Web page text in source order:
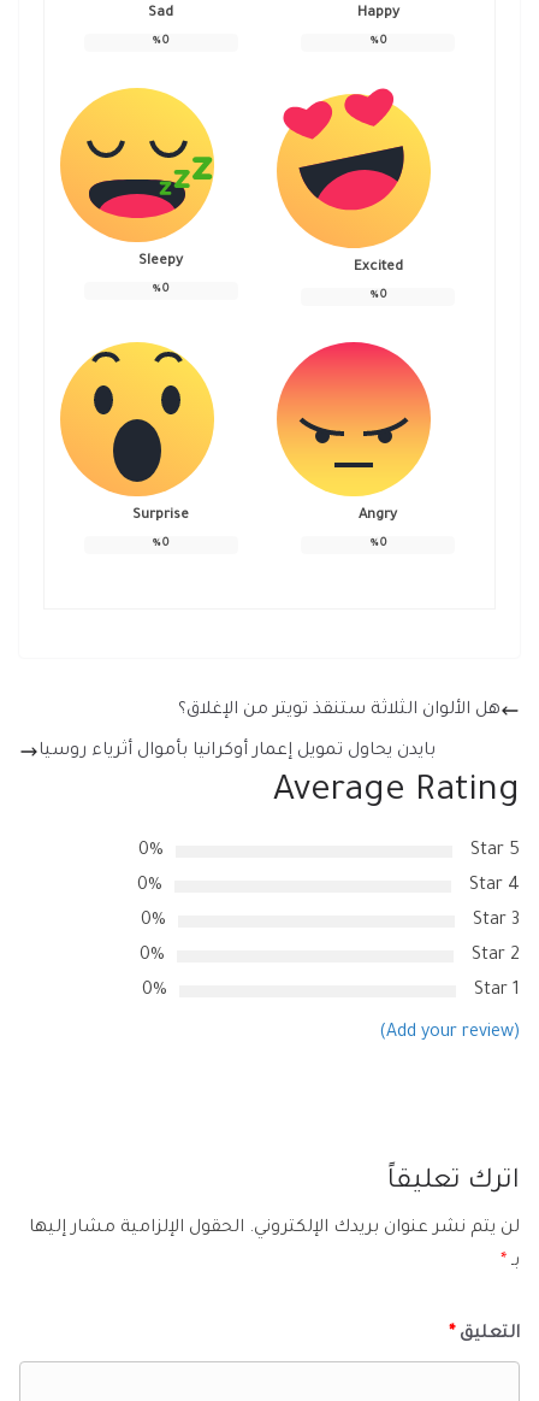
Happy
0
%
Sad
0
%
Excited
0
%
Sleepy
0
%
Angry
0
%
Surprise
0
%
هل الألوان الثلاثة ستنقذ تويتر من الإغلاق؟
بايدن يحاول تمويل إعمار أوكرانيا بأموال أثرياء روسيا
Average Rating
5 Star
0%
4 Star
0%
3 Star
0%
2 Star
0%
1 Star
0%
(Add your review)
اترك تعليقاً
لن يتم نشر عنوان بريدك الإلكتروني. الحقول الإلزامية مشار إليها
بـ *
التعليق *